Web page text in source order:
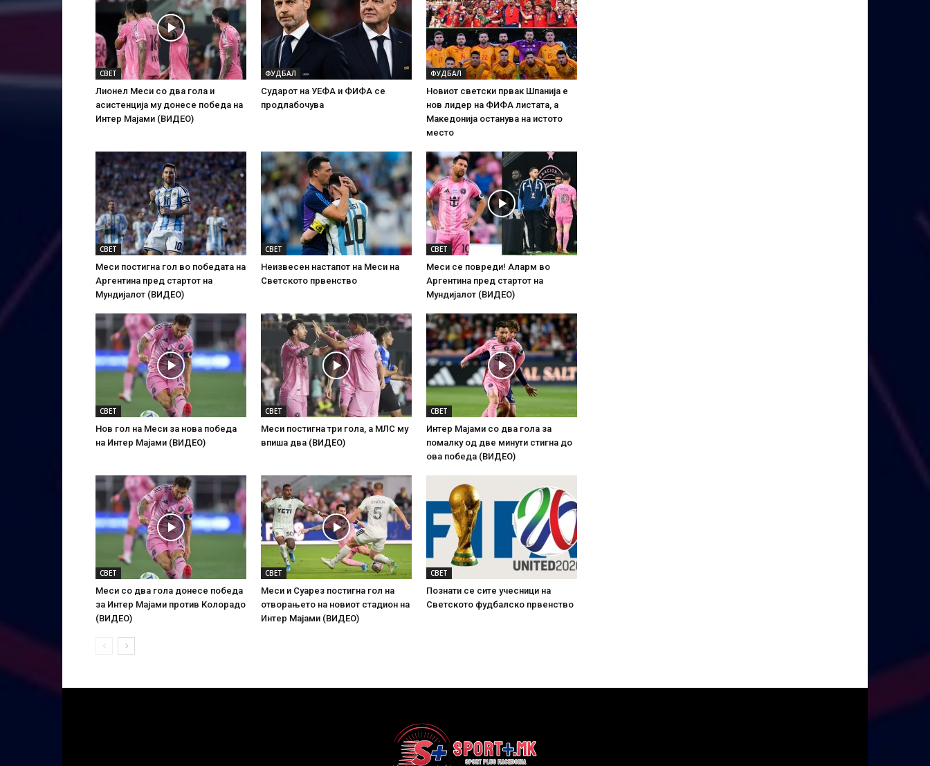
СВЕТ
Лионел Меси со два гола и
асистенција му донесе победа на
Интер Мајами (ВИДЕО)
ФУДБАЛ
Сударот на УЕФА и ФИФА се
продлабочува
ФУДБАЛ
Новиот светски првак Шпанија е
нов лидер на ФИФА листата, а
Македонија останува на истото
место
СВЕТ
Меси постигна гол во победата на
Аргентина пред стартот на
Мундијалот (ВИДЕО)
СВЕТ
Неизвесен настапот на Меси на
Светското првенство
СВЕТ
Меси се повреди! Аларм во
Аргентина пред стартот на
Мундијалот (ВИДЕО)
СВЕТ
Нов гол на Меси за нова победа
на Интер Мајами (ВИДЕО)
СВЕТ
Меси постигна три гола, а МЛС му
впиша два (ВИДЕО)
СВЕТ
Интер Мајами со два гола за
помалку од две минути стигна до
ова победа (ВИДЕО)
СВЕТ
Меси со два гола донесе победа
за Интер Мајами против Колорадо
(ВИДЕО)
СВЕТ
Меси и Суарез постигна гол на
отворањето на новиот стадион на
Интер Мајами (ВИДЕО)
СВЕТ
Познати се сите учесници на
Светското фудбалско првенство